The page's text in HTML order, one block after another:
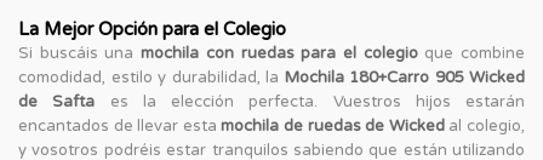
La Mejor Opción para el Colegio
Si buscáis unamochila con ruedas para el colegioque combine
comodidad, estilo y durabilidad, la Mochila 180+Carro 905 Wicked
de Safta es la elección perfecta. Vuestros hijos estarán
encantados de llevar estamochila de ruedas de Wickedal colegio,
y vosotros podréis estar tranquilos sabiendo que están utilizando